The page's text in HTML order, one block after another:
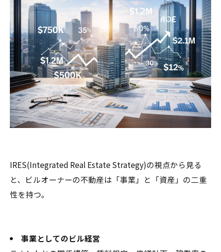
IRES(Integrated Real Estate Strategy)の視点から見る
と、ビルオーナーの不動産は「事業」と「資産」の二重
性を持つ。
事業としてのビル経営